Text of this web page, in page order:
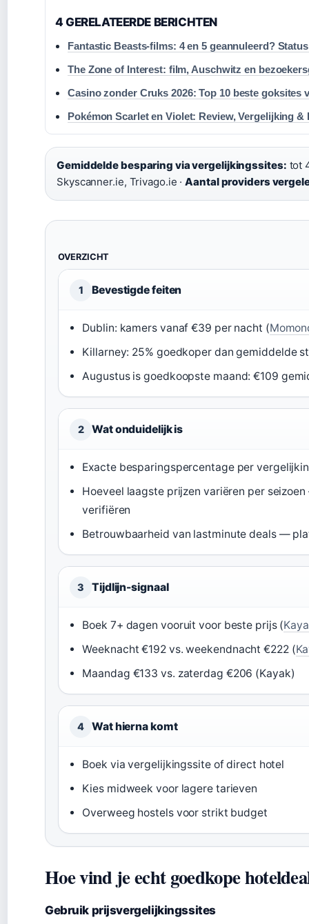
4 GERELATEERDE BERICHTEN
Fantastic Beasts-films: 4 en 5 geannuleerd?
The Zone of Interest: film, Auschwitz en
Casino zonder Cruks 2026: Top 10 beste goksites
Pokémon Scarlet en Violet: Review, Vergelijking &
Gemiddelde besparing via vergelijkingssites: tot
Skyscanner.ie, Trivago.ie ·Aantal providers
OVERZICHT
1 Bevestigde feiten
Dublin: kamers vanaf €39 per nacht (
Killarney: 25% goedkoper dan gemiddelde
Augustus is goedkoopste maand: €109
2 Wat onduidelijk is
Exacte besparingspercentage per
Hoeveel laagste prijzen variëren per
verifiëren
Betrouwbaarheid van lastminute deals —
3 Tijdlijn-signaal
Boek 7+ dagen vooruit voor beste prijs (
Weeknacht €192 vs. weekendnacht €222 (
Maandag €133 vs. zaterdag €206 (Kayak)
4 Wat hierna komt
Boek via vergelijkingssite of direct hotel
Kies midweek voor lagere tarieven
Overweeg hostels voor strikt budget
Hoe vind je echt goedkope
Gebruik prijsvergelijkingssites